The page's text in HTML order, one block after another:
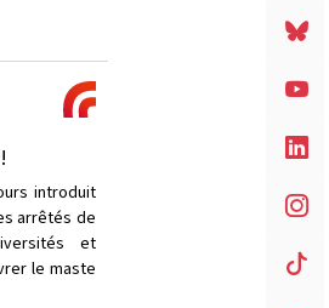
introduit
arrêtés de
et
le maste